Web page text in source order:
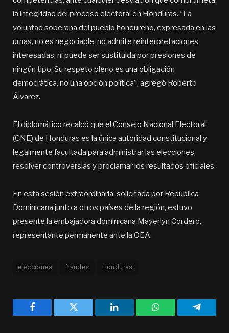
la integridad del proceso electoral en Honduras. “La
voluntad soberana del pueblo hondureño, expresada en las
urnas, no es negociable, no admite reinterpretaciones
interesadas, ni puede ser sustituida por presiones de
ningún tipo. Su respeto pleno es una obligación
democrática, no una opción política”, agregó Roberto
Álvarez.
El diplomático recalcó que el Consejo Nacional Electoral
(CNE) de Honduras es la única autoridad constitucional y
legalmente facultada para administrar las elecciones,
resolver controversias y proclamar los resultados oficiales.
En esta sesión extraordinaria, solicitada por República
Dominicana junto a otros países de la región, estuvo
presente la embajadora dominicana Mayerlyn Cordero,
representante permanente ante la OEA.
elecciones fraudes Honduras
Facebook Twitter LinkedIn WhatsApp